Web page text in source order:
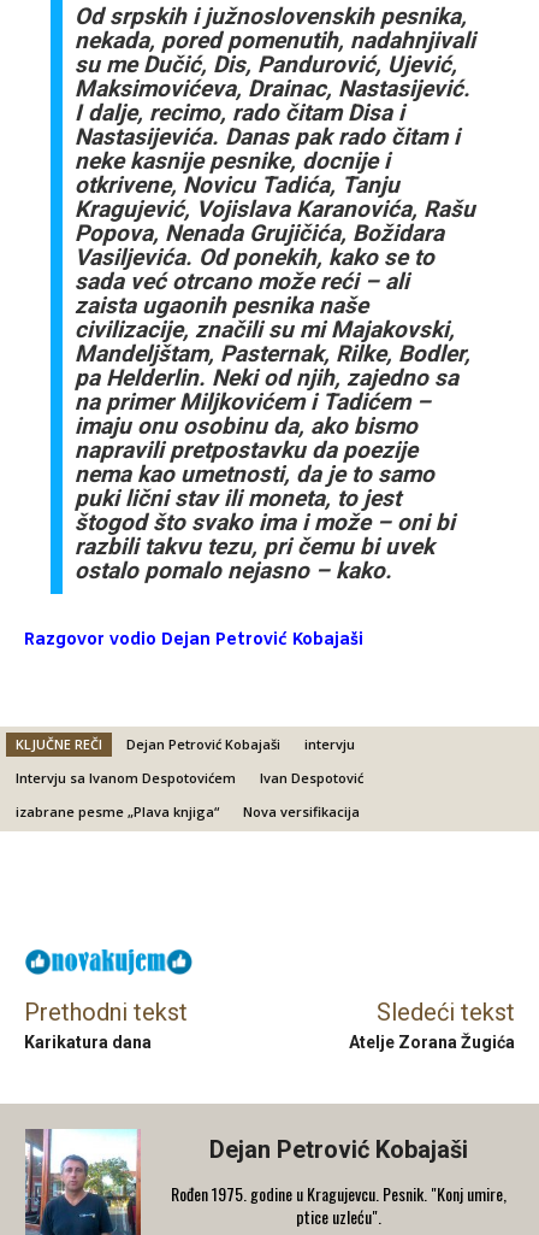
Od srpskih i južnoslovenskih pesnika,
nekada, pored pomenutih, nadahnjivali
su me Dučić, Dis, Pandurović, Ujević,
Maksimovićeva, Drainac, Nastasijević.
I dalje, recimo, rado čitam Disa i
Nastasijevića. Danas pak rado čitam i
neke kasnije pesnike, docnije i
otkrivene, Novicu Tadića, Tanju
Kragujević, Vojislava Karanovića, Rašu
Popova, Nenada Grujičića, Božidara
Vasiljevića. Od ponekih, kako se to
sada već otrcano može reći – ali
zaista ugaonih pesnika naše
civilizacije, značili su mi Majakovski,
Mandeljštam, Pasternak, Rilke, Bodler,
pa Helderlin. Neki od njih, zajedno sa
na primer Miljkovićem i Tadićem –
imaju onu osobinu da, ako bismo
napravili pretpostavku da poezije
nema kao umetnosti, da je to samo
puki lični stav ili moneta, to jest
štogod što svako ima i može – oni bi
razbili takvu tezu, pri čemu bi uvek
ostalo pomalo nejasno – kako.
Razgovor vodio Dejan Petrović Kobajaši
KLJUČNE REČI Dejan Petrović Kobajaši
intervju
Intervju sa Ivanom Despotovićem
Ivan Despotović
izabrane pesme „Plava knjiga“
Nova versifikacija
Prethodni tekst
Karikatura dana
Sledeći tekst
Atelje Zorana Žugića
Dejan Petrović Kobajaši
Rođen 1975. godine u Kragujevcu. Pesnik. "Konj umire,
ptice uzleću".